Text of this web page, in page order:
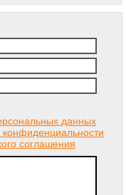
данных
конфиденциальности
соглашения